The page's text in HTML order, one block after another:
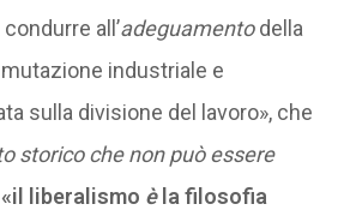
all’adeguamentodella
industriale e
sulla divisione del lavoro», che
storico che non può essere
«il liberalismo èla filosofia